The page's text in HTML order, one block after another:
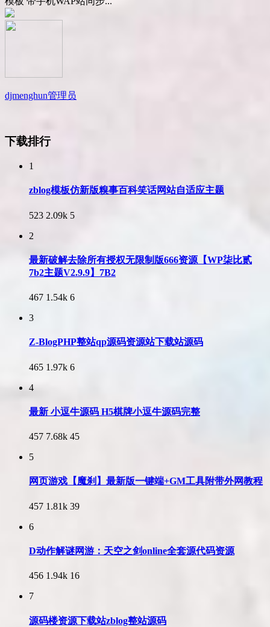
djmenghun管理员
下载排行
1
zblog模板仿新版糗事百科笑话网站自适应主题
523 2.09k 5
2
最新破解去除所有授权无限制版666资源【WP柒比贰
7b2主题V2.9.9】7B2
467 1.54k 6
3
Z-BlogPHP整站qp源码资源站下载站源码
465 1.97k 6
4
最新 小逗牛源码 H5棋牌小逗牛源码完整
457 7.68k 45
5
网页游戏【魔刹】最新版一键端+GM工具附带外网教程
457 1.81k 39
6
D动作解谜网游：天空之剑online全套源代码资源
456 1.94k 16
7
源码楼资源下载站zblog整站源码